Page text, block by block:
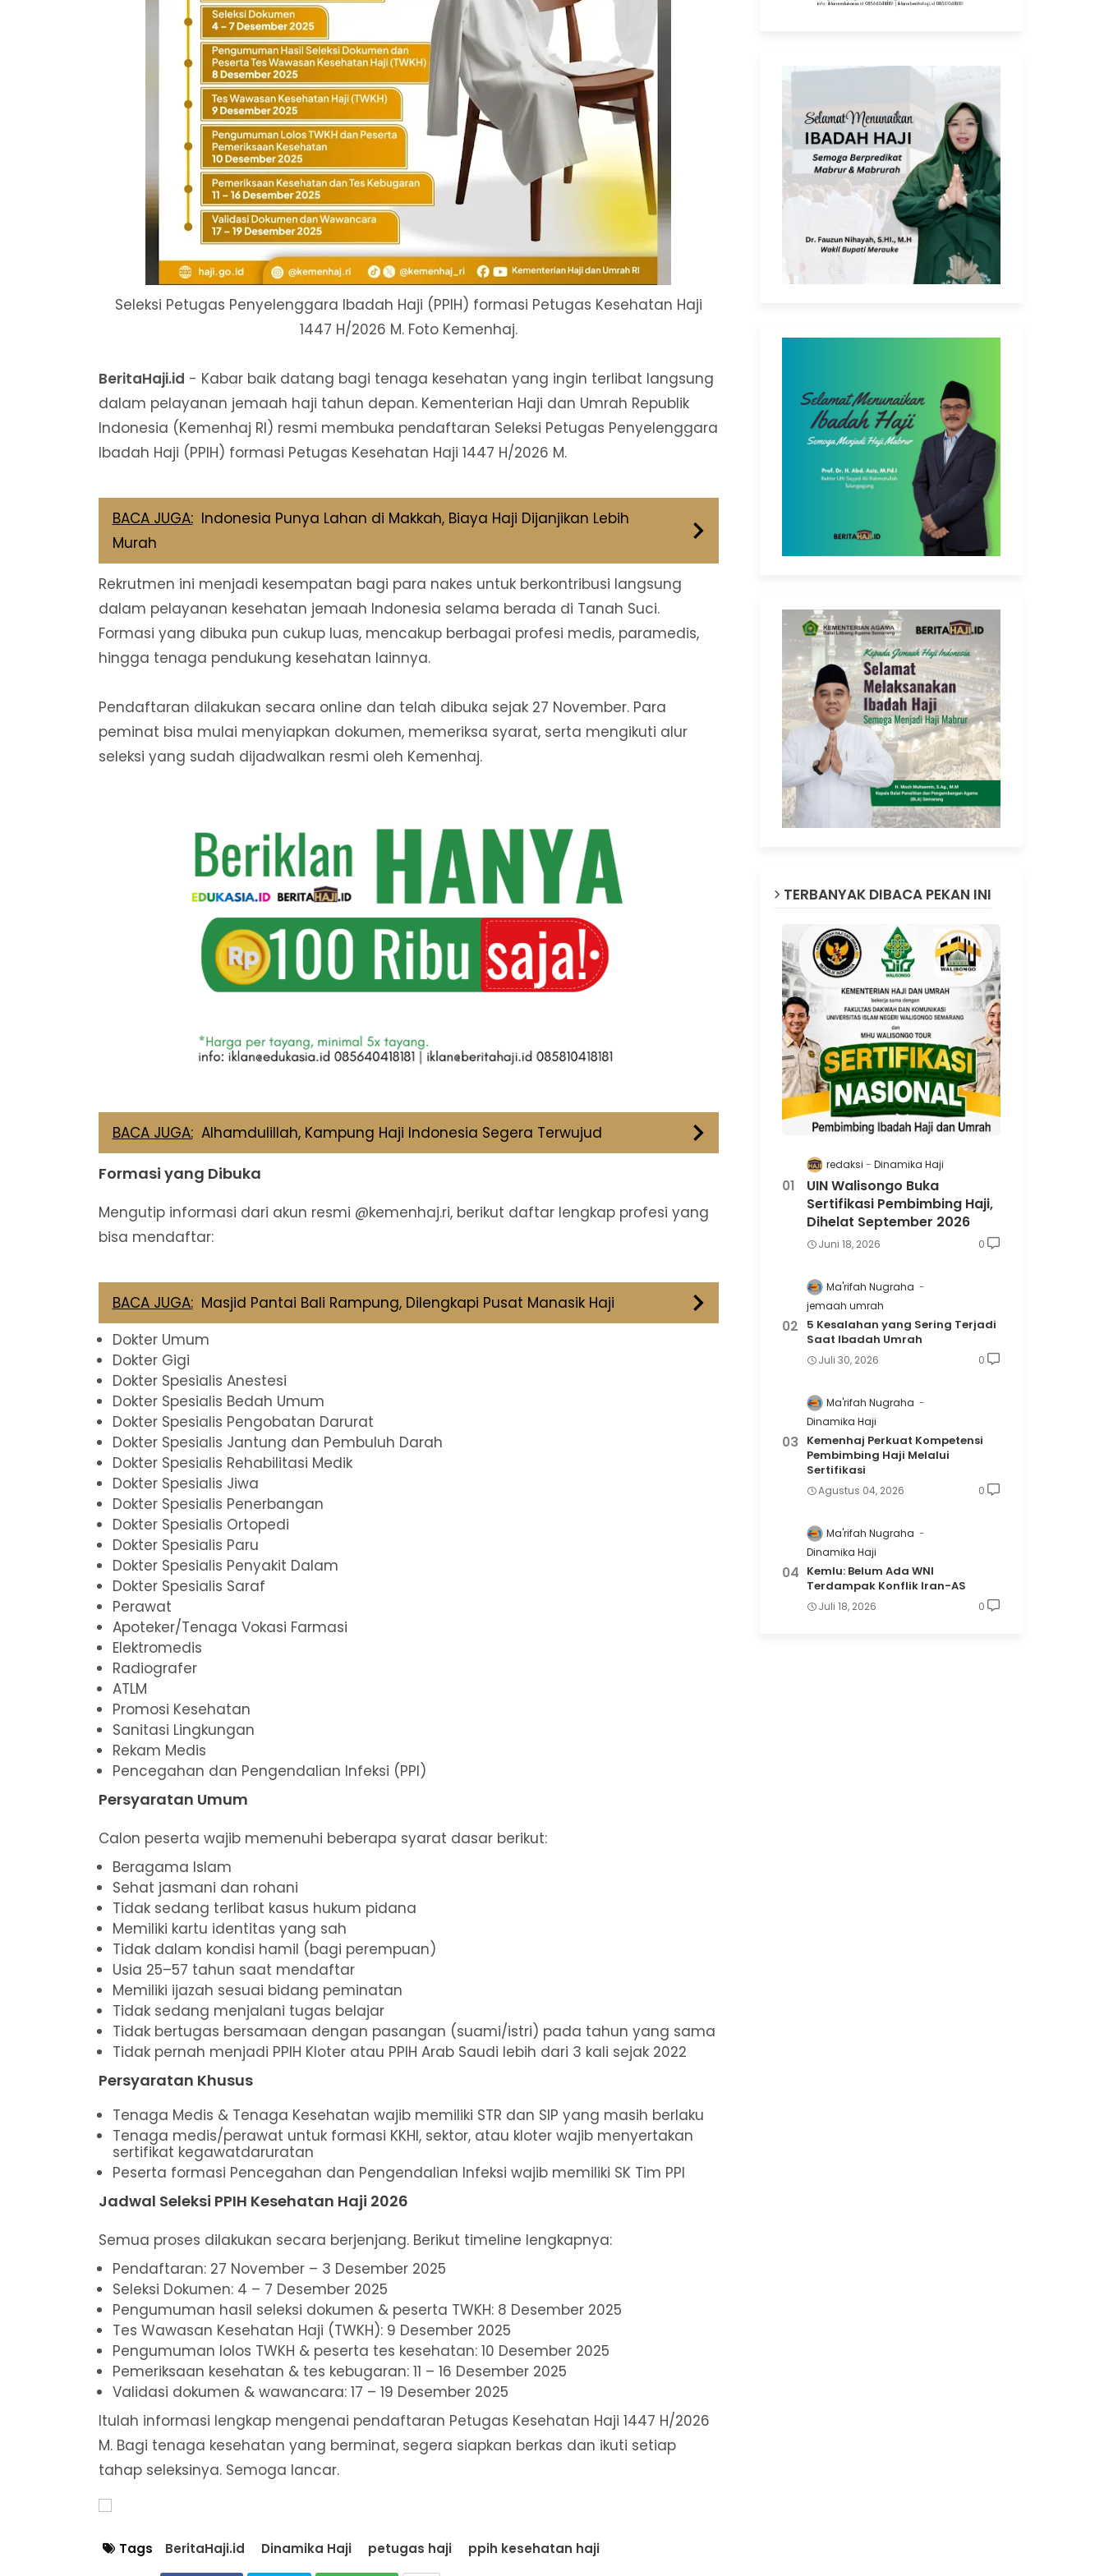
Seleksi Petugas Penyelenggara Ibadah Haji (PPIH) formasi Petugas Kesehatan Haji
1447 H/2026 M. Foto Kemenhaj.
BeritaHaji.id - Kabar baik datang bagi tenaga kesehatan yang ingin terlibat langsung
dalam pelayanan jemaah haji tahun depan. Kementerian Haji dan Umrah Republik
Indonesia (Kemenhaj RI) resmi membuka pendaftaran Seleksi Petugas Penyelenggara
Ibadah Haji (PPIH) formasi Petugas Kesehatan Haji 1447 H/2026 M.
BACA JUGA: Indonesia Punya Lahan di Makkah, Biaya Haji Dijanjikan Lebih
Murah
Rekrutmen ini menjadi kesempatan bagi para nakes untuk berkontribusi langsung
dalam pelayanan kesehatan jemaah Indonesia selama berada di Tanah Suci.
Formasi yang dibuka pun cukup luas, mencakup berbagai profesi medis, paramedis,
hingga tenaga pendukung kesehatan lainnya.
Pendaftaran dilakukan secara online dan telah dibuka sejak 27 November. Para
peminat bisa mulai menyiapkan dokumen, memeriksa syarat, serta mengikuti alur
seleksi yang sudah dijadwalkan resmi oleh Kemenhaj.
BACA JUGA: Alhamdulillah, Kampung Haji Indonesia Segera Terwujud
Formasi yang Dibuka
Mengutip informasi dari akun resmi @kemenhaj.ri, berikut daftar lengkap profesi yang
bisa mendaftar:
BACA JUGA: Masjid Pantai Bali Rampung, Dilengkapi Pusat Manasik Haji
Dokter Umum
Dokter Gigi
Dokter Spesialis Anestesi
Dokter Spesialis Bedah Umum
Dokter Spesialis Pengobatan Darurat
Dokter Spesialis Jantung dan Pembuluh Darah
Dokter Spesialis Rehabilitasi Medik
Dokter Spesialis Jiwa
Dokter Spesialis Penerbangan
Dokter Spesialis Ortopedi
Dokter Spesialis Paru
Dokter Spesialis Penyakit Dalam
Dokter Spesialis Saraf
Perawat
Apoteker/Tenaga Vokasi Farmasi
Elektromedis
Radiografer
ATLM
Promosi Kesehatan
Sanitasi Lingkungan
Rekam Medis
Pencegahan dan Pengendalian Infeksi (PPI)
Persyaratan Umum
Calon peserta wajib memenuhi beberapa syarat dasar berikut:
Beragama Islam
Sehat jasmani dan rohani
Tidak sedang terlibat kasus hukum pidana
Memiliki kartu identitas yang sah
Tidak dalam kondisi hamil (bagi perempuan)
Usia 25–57 tahun saat mendaftar
Memiliki ijazah sesuai bidang peminatan
Tidak sedang menjalani tugas belajar
Tidak bertugas bersamaan dengan pasangan (suami/istri) pada tahun yang sama
Tidak pernah menjadi PPIH Kloter atau PPIH Arab Saudi lebih dari 3 kali sejak 2022
Persyaratan Khusus
Tenaga Medis & Tenaga Kesehatan wajib memiliki STR dan SIP yang masih berlaku
Tenaga medis/perawat untuk formasi KKHI, sektor, atau kloter wajib menyertakan
sertifikat kegawatdaruratan
Peserta formasi Pencegahan dan Pengendalian Infeksi wajib memiliki SK Tim PPI
Jadwal Seleksi PPIH Kesehatan Haji 2026
Semua proses dilakukan secara berjenjang. Berikut timeline lengkapnya:
Pendaftaran: 27 November – 3 Desember 2025
Seleksi Dokumen: 4 – 7 Desember 2025
Pengumuman hasil seleksi dokumen & peserta TWKH: 8 Desember 2025
Tes Wawasan Kesehatan Haji (TWKH): 9 Desember 2025
Pengumuman lolos TWKH & peserta tes kesehatan: 10 Desember 2025
Pemeriksaan kesehatan & tes kebugaran: 11 – 16 Desember 2025
Validasi dokumen & wawancara: 17 – 19 Desember 2025
Itulah informasi lengkap mengenai pendaftaran Petugas Kesehatan Haji 1447 H/2026
M. Bagi tenaga kesehatan yang berminat, segera siapkan berkas dan ikuti setiap
tahap seleksinya. Semoga lancar.
Tags BeritaHaji.id Dinamika Haji petugas haji ppih kesehatan haji
TERBANYAK DIBACA PEKAN INI
redaksi Dinamika Haji
UIN Walisongo Buka
Sertifikasi Pembimbing Haji,
Dihelat September 2026
Juni 18, 2026 0
Ma'rifah Nugraha
jemaah umrah
5 Kesalahan yang Sering Terjadi
Saat Ibadah Umrah
Juli 30, 2026 0
Ma'rifah Nugraha
Dinamika Haji
Kemenhaj Perkuat Kompetensi
Pembimbing Haji Melalui
Sertifikasi
Agustus 04, 2026 0
Ma'rifah Nugraha
Dinamika Haji
Kemlu: Belum Ada WNI
Terdampak Konflik Iran-AS
Juli 18, 2026 0